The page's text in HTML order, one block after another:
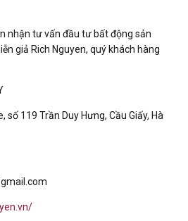
nhận tư vấn đầu tư bất động sản
giả Rich Nguyen, quý khách hàng
số 119 Trần Duy Hưng, Cầu Giấy, Hà